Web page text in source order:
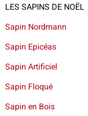
LES SAPINS DE NOËL
Sapin Nordmann
Sapin Epicéas
Sapin Artificiel
Sapin Floqué
Sapin en Bois